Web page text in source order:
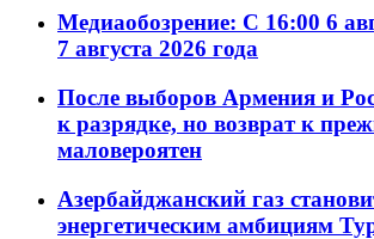
Медиаобозрение: С 16:00 6
7 августа 2026 года
После выборов Армения и
к разрядке, но возврат к
маловероятен
Азербайджанский газ
энергетическим амбициям